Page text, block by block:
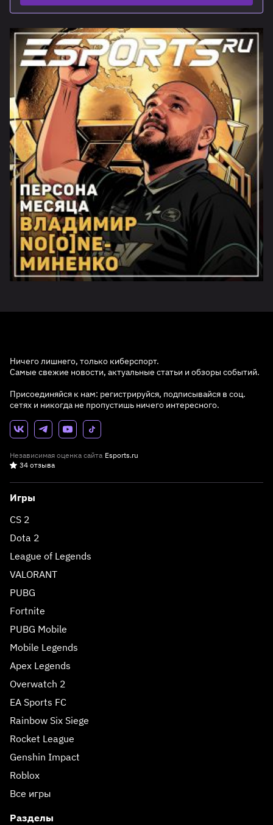
Ничего лишнего, только киберспорт.
Самые свежие новости, актуальные статьи и обзоры событий.
Присоединяйся к нам: регистрируйся, подписывайся в соц.
сетях и никогда не пропустишь ничего интересного.
Независимая оценка сайта Esports.ru
34 отзыва
Игры
CS 2
Dota 2
League of Legends
VALORANT
PUBG
Fortnite
PUBG Mobile
Mobile Legends
Apex Legends
Overwatch 2
EA Sports FC
Rainbow Six Siege
Rocket League
Genshin Impact
Roblox
Все игры
Разделы